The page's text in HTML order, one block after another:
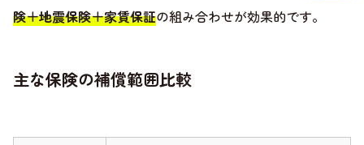
険＋地震保険＋家賃保証の組み合わせが効果的です。
主な保険の補償範囲比較